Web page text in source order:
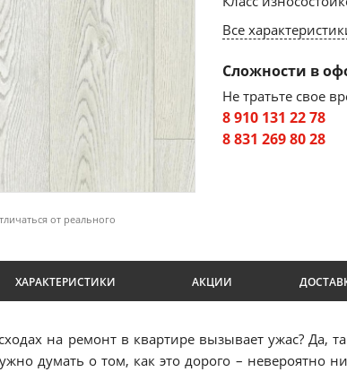
от реального
Все
Сложности в
Не тратьте свое
8 910 131 22 78
8 831 269 80 28
ХАРАКТЕРИСТИКИ АКЦИИ
на ремонт в квартире вызывает ужас? Да,
думать о том, как это дорого – невероятно